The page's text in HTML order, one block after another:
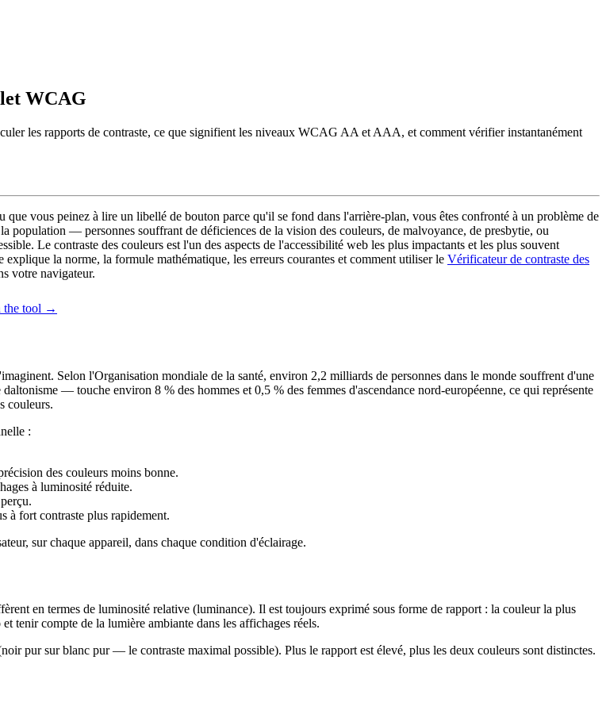
WCAG
les rapports de contraste, ce que signifient les niveaux WCAG AA et AAA, et comment vérifier instantanément
vous peinez à lire un libellé de bouton parce qu'il se fond dans l'arrière-plan, vous êtes confronté à un problème de
population — personnes souffrant de déficiences de la vision des couleurs, de malvoyance, de presbytie, ou
Le contraste des couleurs est l'un des aspects de l'accessibilité web les plus impactants et les plus souvent
la norme, la formule mathématique, les erreurs courantes et comment utiliser le Vérificateur de contraste des
votre navigateur.
the tool →
Selon l'Organisation mondiale de la santé, environ 2,2 milliards de personnes dans le monde souffrent d'une
— touche environ 8 % des hommes et 0,5 % des femmes d'ascendance nord-européenne, ce qui représente
couleurs.
:
des couleurs moins bonne.
à luminosité réduite.
à fort contraste plus rapidement.
sur chaque appareil, dans chaque condition d'éclairage.
en termes de luminosité relative (luminance). Il est toujours exprimé sous forme de rapport : la couleur la plus
tenir compte de la lumière ambiante dans les affichages réels.
pur sur blanc pur — le contraste maximal possible). Plus le rapport est élevé, plus les deux couleurs sont distinctes.